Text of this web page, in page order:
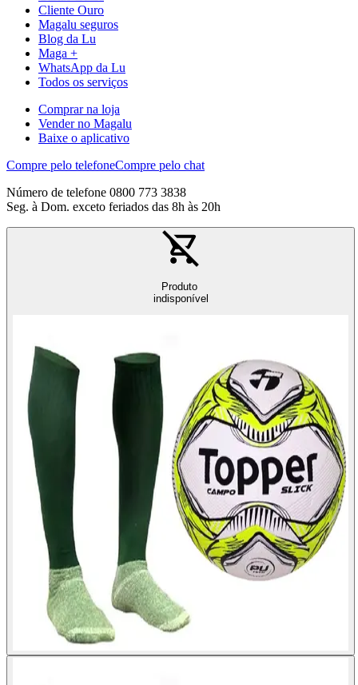
Cliente Ouro
Magalu seguros
Blog da Lu
Maga +
WhatsApp da Lu
Todos os serviços
Comprar na loja
Vender no Magalu
Baixe o aplicativo
Compre pelo telefoneCompre pelo chat
Número de telefone 0800 773 3838
Seg. à Dom. exceto feriados das 8h às 20h
Produto
indisponível